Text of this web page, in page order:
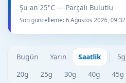
Şu an 25°C — Parçalı Bulutlu
Son güncelleme:6 Ağustos 2026, 09:32
Bugün Yarın Saatlik 5g
20g
25g 30g 40g 45g